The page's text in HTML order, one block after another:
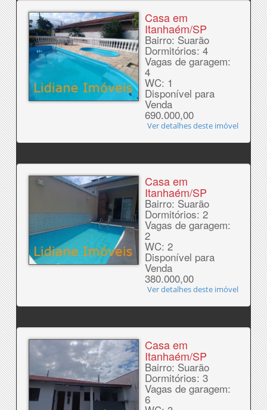
Casa em
Itanhaém/SP
Bairro: Suarão
Dormitórios: 4
Vagas de garagem:
4
WC: 1
Disponível para
Venda
690.000,00
Ver detalhes deste imóvel
Casa em
Itanhaém/SP
Bairro: Suarão
Dormitórios: 2
Vagas de garagem:
2
WC: 2
Disponível para
Venda
380.000,00
Ver detalhes deste imóvel
Casa em
Itanhaém/SP
Bairro: Suarão
Dormitórios: 3
Vagas de garagem:
6